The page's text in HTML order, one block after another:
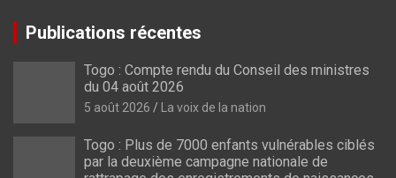
Publications récentes
Togo : Compte rendu du Conseil des ministres
du 04 août 2026
5 août 2026 La voix de la nation
Togo : Plus de 7000 enfants vulnérables ciblés
par la deuxième campagne nationale de